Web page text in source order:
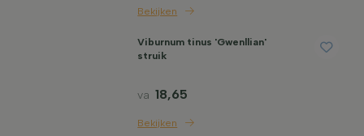
Bekijken
Viburnum tinus 'Gwenllian'
struik
va 18,65
Bekijken